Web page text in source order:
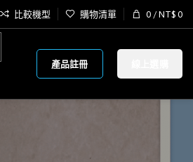
比較機型 購物清單 0 / NT$ 0
產品註冊